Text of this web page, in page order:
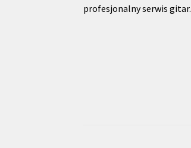
profesjonalny serwis gitar.